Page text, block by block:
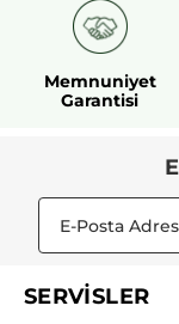
Memnuniyet
Garantisi
SERVİSLER